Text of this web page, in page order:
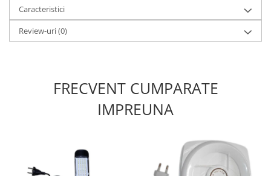
Caracteristici
Review-uri(0)
FRECVENT CUMPARATE
IMPREUNA